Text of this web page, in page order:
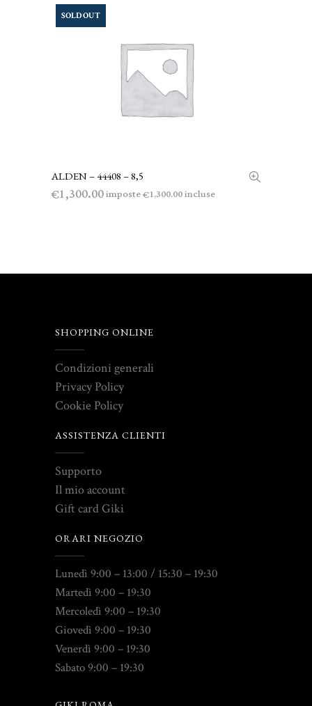
SOLD OUT
LEGGI TUTTO
ALDEN – 44408 – 8,5
€1,300.00imposte€1,300.00incluse
SHOPPING ONLINE
Condizioni generali
Privacy Policy
Cookie Policy
ASSISTENZA CLIENTI
Supporto
Il mio account
Gift card Giki
ORARI NEGOZIO
Lunedì 9:00 – 13:00 / 15:30 – 19:30
Martedì 9:00 – 19:30
Mercoledì 9:00 – 19:30
Giovedì 9:00 – 19:30
Venerdì 9:00 – 19:30
Sabato 9:00 – 19:30